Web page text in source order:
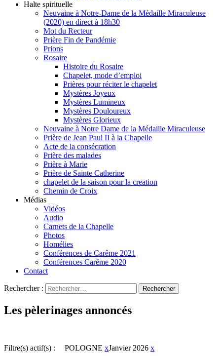
Halte spirituelle
Neuvaine à Notre-Dame de la Médaille Miraculeuse
(2020) en direct à 18h30
Mot du Recteur
Prière Fin de Pandémie
Prions
Rosaire
Histoire du Rosaire
Chapelet, mode d’emploi
Prières pour réciter le chapelet
Mystères Joyeux
Mystères Lumineux
Mystères Douloureux
Mystères Glorieux
Neuvaine à Notre Dame de la Médaille Miraculeuse
Prière de Jean Paul II à la Chapelle
Acte de la consécration
Prière des malades
Prière à Marie
Prière de Sainte Catherine
chapelet de la saison pour la creation
Chemin de Croix
Médias
Vidéos
Audio
Carnets de la Chapelle
Photos
Homélies
Conférences de Carême 2021
Conférences Carême 2020
Contact
Rechercher :
Les pèlerinages annoncés
Filtre(s) actif(s) : POLOGNE xJanvier 2026 x